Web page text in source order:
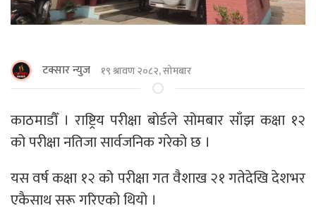
टक्सार न्युज १९ श्रावण २०८२, सोमबार
काठमाडौँ । राष्ट्रिय परीक्षा बोर्डले सोमबार साँझ कक्षा १२
को परीक्षा नतिजा सार्वजनिक गरेको छ ।
यस वर्ष कक्षा १२ को परीक्षा गत वैशाख २१ गतेदेखि देशभर
एकैसाथ सरू गरिएको थियो ।